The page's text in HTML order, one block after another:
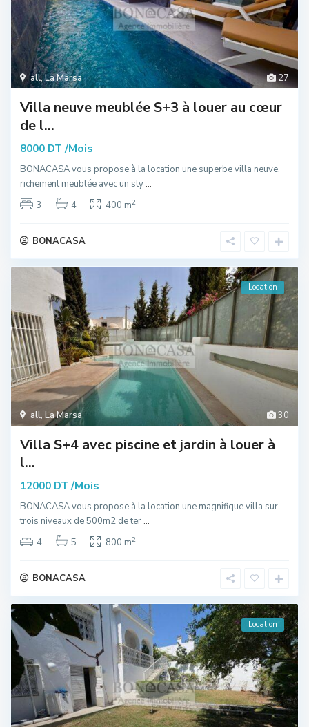
27
all,La Marsa
Villa neuve meublée S+3 à louer au cœur
de l...
8000 DT/Mois
BONACASA vous propose à la location une superbe villa neuve,
richement meublée avec un sty...
3
4 400 m2
BONACASA
30
all, La Marsa
Location
Villa S+4 avec piscine et jardin à louer à
l...
12000 DT/Mois
BONACASA vous propose à la location une magnifique villa sur
trois niveaux de 500m2 de ter...
4
5 800 m2
BONACASA
Location